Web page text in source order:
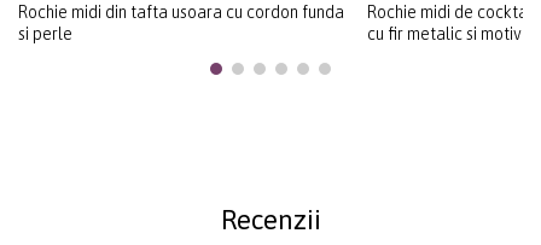
Rochie midi din tafta usoara cu cordon funda
si perle
Rochie midi de
cu fir metalic si motive
Recenzii